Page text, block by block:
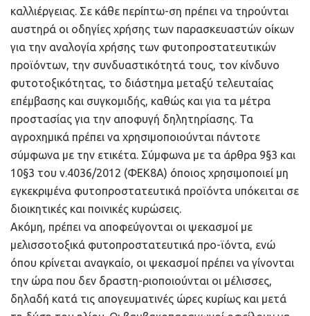
καλλιέργειας. Σε κάθε περίπτω-ση πρέπει να τηρούνται
αυστηρά οι οδηγίες χρήσης των παρασκευαστών οίκων
για την αναλογία χρήσης των φυτοπροστατευτικών
προϊόντων, την συνδυαστικότητά τους, τον κίνδυνο
φυτοτοξικότητας, το διάστημα μεταξύ τελευταίας
επέμβασης και συγκομιδής, καθώς και για τα μέτρα
προστασίας για την αποφυγή δηλητηρίασης. Τα
αγροχημικά πρέπει να χρησιμοποιούνται πάντοτε
σύμφωνα με την ετικέτα. Σύμφωνα με τα άρθρα 9§3 και
10§3 του ν.4036/2012 (ΦΕΚ8Α) όποιος χρησιμοποιεί μη
εγκεκριμένα φυτοπροστατευτικά προϊόντα υπόκειται σε
διοικητικές και ποινικές κυρώσεις.
Ακόμη, πρέπει να αποφεύγονται οι ψεκασμοί με
μελισσοτοξικά φυτοπροστατευτικά προ-ϊόντα, ενώ
όπου κρίνεται αναγκαίο, οι ψεκασμοί πρέπει να γίνονται
την ώρα που δεν δραστη-ριοποιούνται οι μέλισσες,
δηλαδή κατά τις απογευματινές ώρες κυρίως και μετά